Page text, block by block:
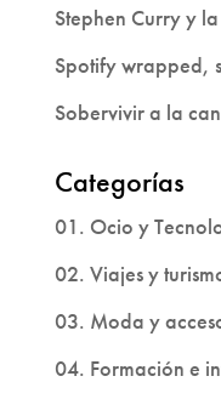
Stephen Curry y
Spotify wrapped,
Sobervivir a la
Categorías
01. Ocio y
02. Viajes y
03. Moda y
04. Formación e